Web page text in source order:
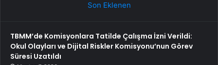
Son Eklenen
TBMM’de Komisyonlara Tatilde Çalışma İzni Verildi:
Okul Olayları ve Dijital Riskler Komisyonu’nun Görev
Süresi Uzatıldı